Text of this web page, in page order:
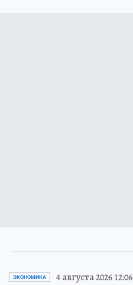
ЭКОНОМИКА 4 августа 2026 12:06